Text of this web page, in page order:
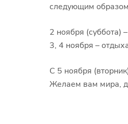
следующим
2 ноября (суббота)
3, 4 ноября –
С 5 ноября
Желаем вам мира,